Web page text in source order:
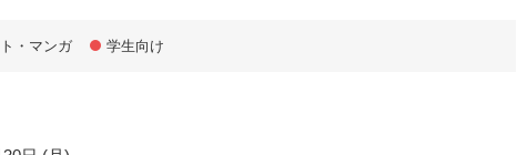
・マンガ 学生向け